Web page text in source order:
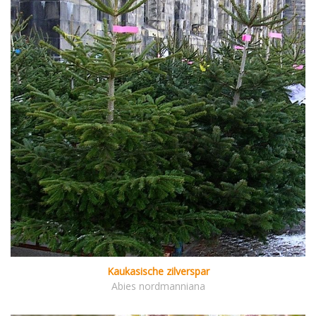
Kaukasische zilverspar
Abies nordmanniana